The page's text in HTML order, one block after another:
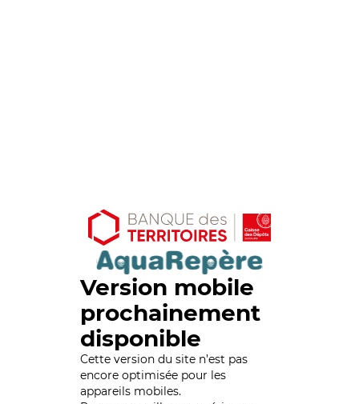
Version mobile
prochainement
disponible
Cette version du site n’est pas
encore optimisée pour les
appareils mobiles.